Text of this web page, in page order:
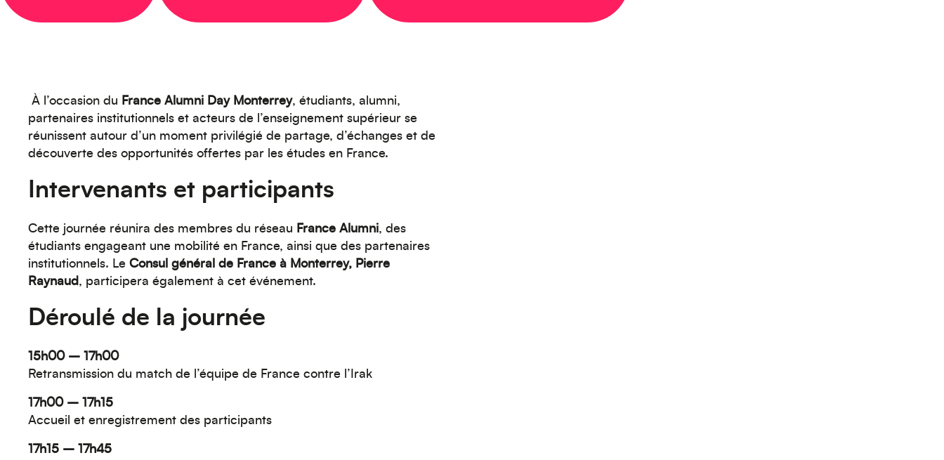
À l’occasion du France Alumni Day Monterrey, étudiants, alumni,
partenaires institutionnels et acteurs de l’enseignement supérieur se
réunissent autour d’un moment privilégié de partage, d’échanges et de
découverte des opportunités offertes par les études en France.
Intervenants et participants
Cette journée réunira des membres du réseau France Alumni, des
étudiants engageant une mobilité en France, ainsi que des partenaires
institutionnels. Le Consul général de France à Monterrey, Pierre
Raynaud , participera également à cet événement.
Déroulé de la journée
15h00 – 17h00
Retransmission du match de l’équipe de France contre l’Irak
17h00 – 17h15
Accueil et enregistrement des participants
17h15 – 17h45